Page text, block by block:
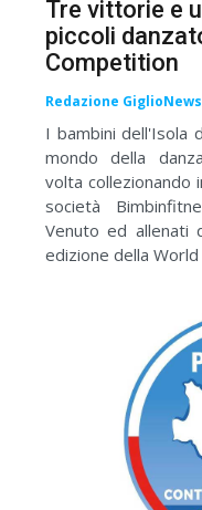
Tre vittorie e
piccoli
Competition
Redazione GiglioNews
I bambini dell'Isola
mondo della
volta collezionando
società
Venuto ed allenati
edizione della World